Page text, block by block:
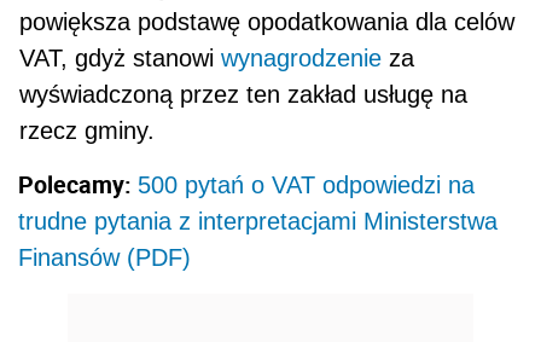
powiększa podstawę opodatkowania dla celów
VAT, gdyż stanowiwynagrodzenie za
wyświadczoną przez ten zakład usługę na
rzecz gminy.
Polecamy: 500 pytań o VAT odpowiedzi na
trudne pytania z interpretacjami Ministerstwa
Finansów (PDF)